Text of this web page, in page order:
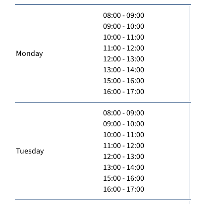
Monday
08:00 - 09:00
09:00 - 10:00
10:00 - 11:00
11:00 - 12:00
12:00 - 13:00
13:00 - 14:00
15:00 - 16:00
16:00 - 17:00
Tuesday
08:00 - 09:00
09:00 - 10:00
10:00 - 11:00
11:00 - 12:00
12:00 - 13:00
13:00 - 14:00
15:00 - 16:00
16:00 - 17:00